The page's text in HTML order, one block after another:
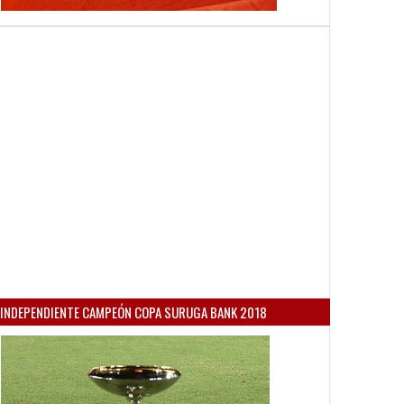
INDEPENDIENTE CAMPEÓN COPA SURUGA BANK 2018